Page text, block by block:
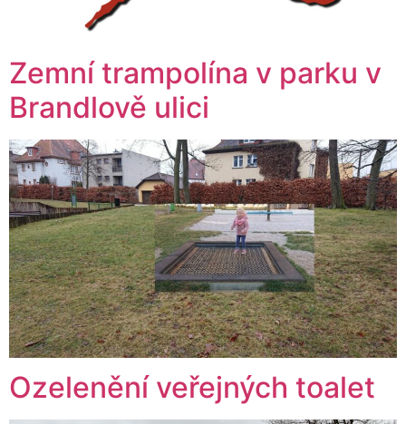
Zemní trampolína v parku v
Brandlově ulici
Ozelenění veřejných toalet